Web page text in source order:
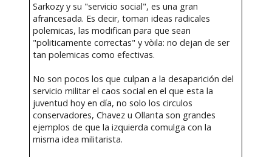
Sarkozy y su "servicio social", es una gran
afrancesada. Es decir, toman ideas radicales
polemicas, las modifican para que sean
"politicamente correctas" y vòila: no dejan de ser
tan polemicas como efectivas.
No son pocos los que culpan a la desaparición del
servicio militar el caos social en el que esta la
juventud hoy en día, no solo los circulos
conservadores, Chavez u Ollanta son grandes
ejemplos de que la izquierda comulga con la
misma idea militarista.